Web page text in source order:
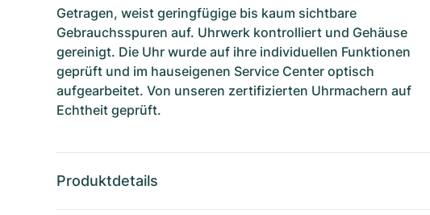
Getragen, weist geringfügige bis kaum sichtbare
Gebrauchsspuren auf. Uhrwerk kontrolliert und Gehäuse
gereinigt. Die Uhr wurde auf ihre individuellen Funktionen
geprüft und im hauseigenen Service Center optisch
aufgearbeitet. Von unseren zertifizierten Uhrmachern auf
Echtheit geprüft.
Produktdetails